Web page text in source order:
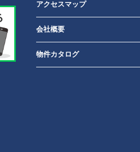
アクセスマップ
会社概要
物件カタログ